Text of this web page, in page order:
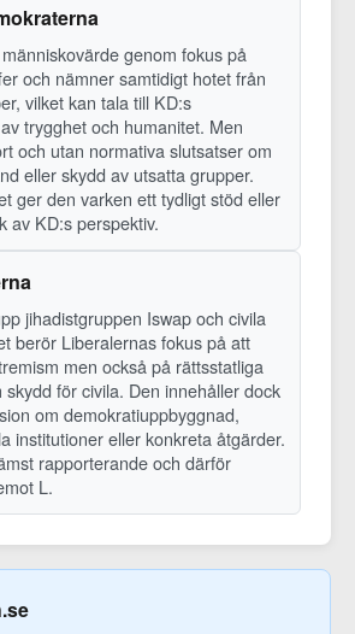
genom fokus på
och nämner samtidigt hotet från
vilket kan tala till KD:s
trygghet och humanitet. Men
och utan normativa slutsatser om
eller skydd av utsatta grupper.
ger den varken ett tydligt stöd eller
av KD:s perspektiv.
jihadistgruppen Iswap och civila
berör Liberalernas fokus på att
men också på rättsstatliga
skydd för civila. Den innehåller dock
om demokratiuppbyggnad,
institutioner eller konkreta åtgärder.
rapporterande och därför
L.